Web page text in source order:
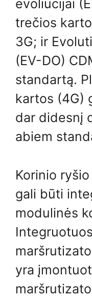
evoliucijai
trečios
3G; ir
(EV-DO)
standartą.
kartos (4G)
dar didesnį
abiem
Korinio
gali būti
modulinės
yra